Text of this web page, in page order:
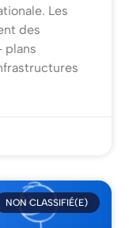
Les
des
plans
NON CLASSIFIÉ(E)